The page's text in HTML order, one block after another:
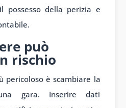
possesso della perizia e
può
rischio
pericoloso è scambiare la
gara. Inserire dati